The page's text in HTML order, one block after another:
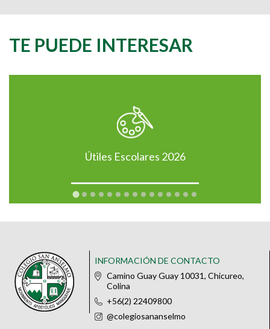
TE PUEDE INTERESAR
Útiles Escolares 2026
INFORMACIÓN DE CONTACTO
Camino Guay Guay 10031, Chicureo,
Colina
+56(2) 22409800
@colegiosananselmo